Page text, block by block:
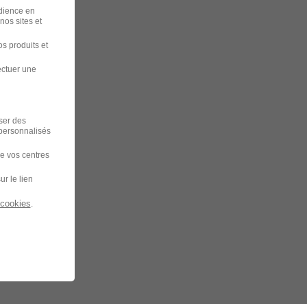
en
sites et
produits et
une
des
vos centres
le lien